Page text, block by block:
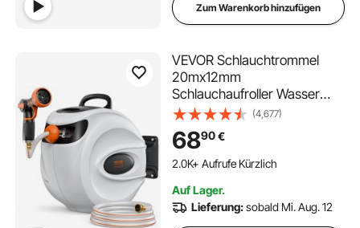
Zum Warenkorb hinzufügen
VEVOR Schlauchtrommel
20mx12mm
Schlauchaufroller Wasser
180° Schwenkbar Wand-
Schlauchbox mit
Aufwickelstopper und
Wandhalterung
Gartenschlauch zum Gießen
Autowaschen Reinigen
(4,677)
6890€
2.0K+ Aufrufe Kürzlich
Auf Lager.
Lieferung:sobald Mi. Aug. 12